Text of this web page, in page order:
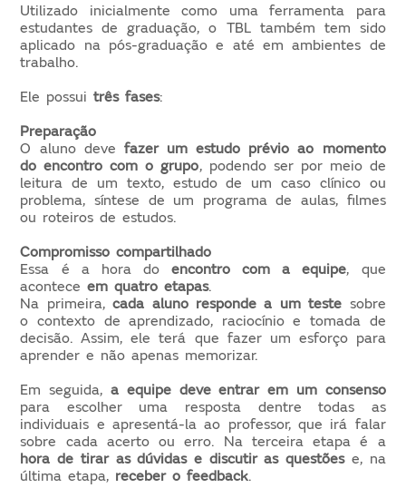
Utilizado inicialmente como uma ferramenta para
estudantes de graduação, o TBL também tem sido
aplicado na pós-graduação e até em ambientes de
trabalho.
Ele possui três fases:
Preparação
O aluno deve fazer um estudo prévio ao momento
do encontro com o grupo, podendo ser por meio de
leitura de um texto, estudo de um caso clínico ou
problema, síntese de um programa de aulas, filmes
ou roteiros de estudos.
Compromisso compartilhado
Essa é a hora do encontro com a equipe, que
acontece em quatro etapas.
Na primeira, cada aluno responde a um teste sobre
o contexto de aprendizado, raciocínio e tomada de
decisão. Assim, ele terá que fazer um esforço para
aprender e não apenas memorizar.
Em seguida, a equipe deve entrar em um consenso
para escolher uma resposta dentre todas as
individuais e apresentá-la ao professor, que irá falar
sobre cada acerto ou erro. Na terceira etapa é a
hora de tirar as dúvidas e discutir as questões e, na
última etapa, receber o feedback.